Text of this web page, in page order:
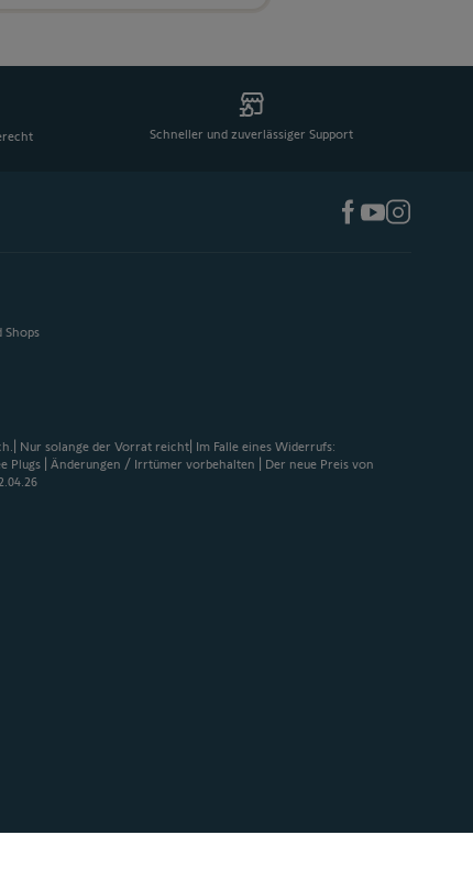
Schneller und zuverlässiger Support
Shops
Nur solange der Vorrat reicht| Im Falle eines Widerrufs:
Plugs | Änderungen / Irrtümer vorbehalten | Der neue Preis von